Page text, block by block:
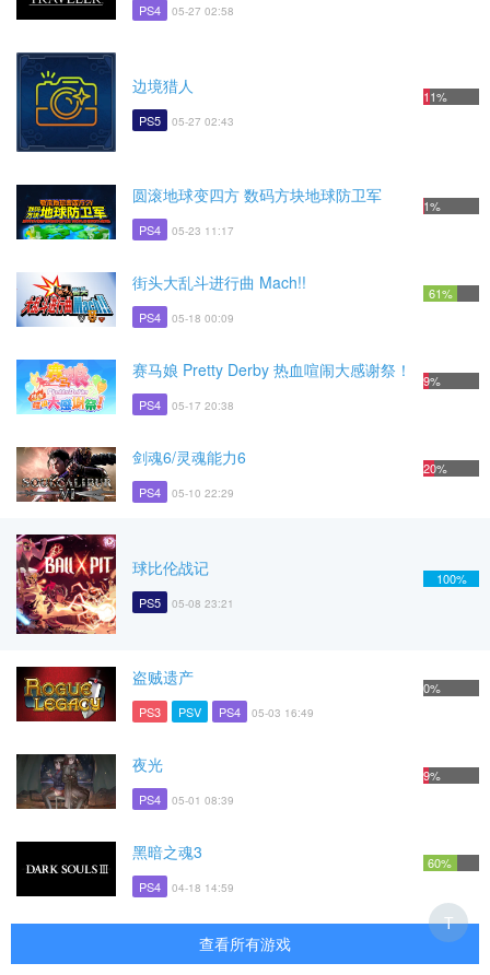
PS4 05-27 02:58
边境猎人
PS5 05-27 02:43
11%
圆滚地球变四方 数码方块地球防卫军
PS4 05-23 11:17
1%
街头大乱斗进行曲 Mach!!
PS4 05-18 00:09
61%
赛马娘 Pretty Derby 热血喧闹大感谢祭！
PS4 05-17 20:38
9%
剑魂6/灵魂能力6
PS4 05-10 22:29
20%
球比伦战记
PS5 05-08 23:21
100%
盗贼遗产
PS3 PSV PS4 05-03 16:49
0%
夜光
PS4 05-01 08:39
9%
黑暗之魂3
PS4 04-18 14:59
60%
查看所有游戏
T